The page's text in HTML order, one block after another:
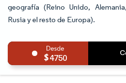
geografía (Reino Unido,
Rusia y el resto de Europa).
4750